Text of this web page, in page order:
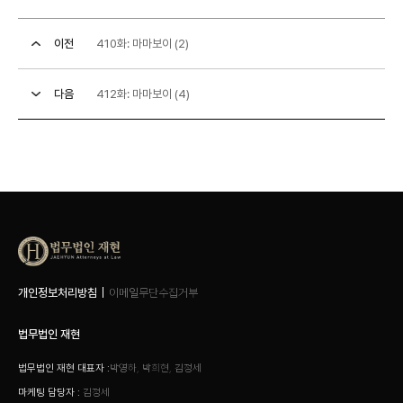
이전 410화: 마마보이 (2)
다음 412화: 마마보이 (4)
개인정보처리방침 이메일무단수집거부
법무법인 재현
법무법인 재현 대표자 :박영하, 박희현, 김정세
마케팅 담당자 : 김정세